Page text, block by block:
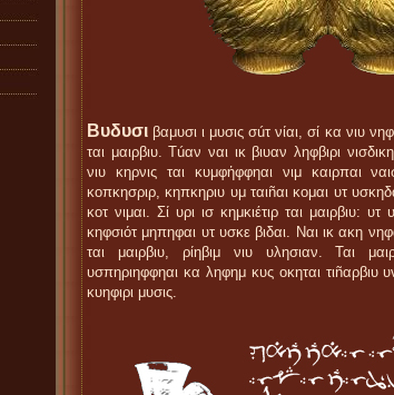
Βυδυσι βαμυσι ι μυσις σúτ νίαι, σί κα νιυ
ται μαιρβιυ. Τúαν ναι ικ βιυαν ληφβιρι
νιυ κηρνις ται κυμφἡφφηαι νιμ καιρπαι
κοπκησριρ, κηπκηριυ υμ ταιñαι κομαι υτ
κοτ νιμαι. Σί υρι ισ κημκιέτιρ ται μαιρβιυ:
κηφσιότ μηπηφαι υτ υσκε βιδαι. Ναι ικ ακη
ται μαιρβιυ, ρίηβιμ νιυ υλησιαν. Ται
υσπηριηφφηαι κα ληφημ κυς οκηται τιñαρβιυ
κυηφιρι μυσις.